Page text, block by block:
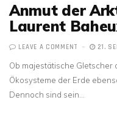
Anmut der
Laurent
LEAVE A COMMENT 21.
Ob majestätische Gletscher
Ökosysteme der Erde
Dennoch sind sein…